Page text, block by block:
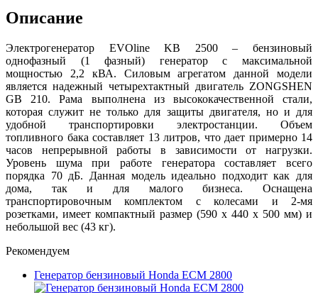
Описание
Электрогенератор EVOline KB 2500 – бензиновый
однофазный (1 фазный) генератор с максимальной
мощностью 2,2 кВА. Силовым агрегатом данной модели
является надежный четырехтактный двигатель ZONGSHEN
GB 210. Рама выполнена из высококачественной стали,
которая служит не только для защиты двигателя, но и для
удобной транспортировки электростанции. Объем
топливного бака составляет 13 литров, что дает примерно 14
часов непрерывной работы в зависимости от нагрузки.
Уровень шума при работе генератора составляет всего
порядка 70 дБ. Данная модель идеально подходит как для
дома, так и для малого бизнеса. Оснащена
транспортировочным комплектом с колесами и 2-мя
розетками, имеет компактный размер (590 х 440 х 500 мм) и
небольшой вес (43 кг).
Рекомендуем
Генератор бензиновый Honda ECM 2800